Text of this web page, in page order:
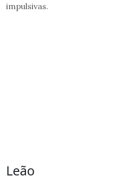
impulsivas.
Leão